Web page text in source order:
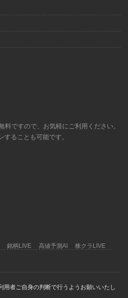
料ですので、お気軽にご利用ください。
ることも可能です。
銘柄LIVE 高値予測AI 株クラLIVE
用者ご自身の判断で行うようお願いいたし